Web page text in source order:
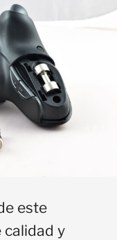
este
calidad y